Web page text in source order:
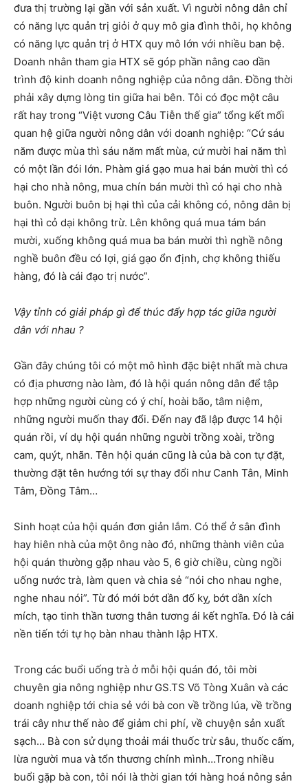
đưa thị trường lại gần với sản xuất. Vì người nông dân chỉ
có năng lực quản trị giỏi ở quy mô gia đình thôi, họ không
có năng lực quản trị ở HTX quy mô lớn với nhiều ban bệ.
Doanh nhân tham gia HTX sẽ góp phần nâng cao dần
trình độ kinh doanh nông nghiệp của nông dân. Đồng thời
phải xây dựng lòng tin giữa hai bên. Tôi có đọc một câu
rất hay trong “Việt vương Câu Tiễn thế gia” tổng kết mối
quan hệ giữa người nông dân với doanh nghiệp: “Cứ sáu
năm được mùa thì sáu năm mất mùa, cứ mười hai năm thì
có một lần đói lớn. Phàm giá gạo mua hai bán mười thì có
hại cho nhà nông, mua chín bán mười thì có hại cho nhà
buôn. Người buôn bị hại thì của cải không có, nông dân bị
hại thì cỏ dại không trừ. Lên không quá mua tám bán
mười, xuống không quá mua ba bán mười thì nghề nông
nghề buôn đều có lợi, giá gạo ổn định, chợ không thiếu
hàng, đó là cái đạo trị nước”.
Vậy tỉnh có giải pháp gì để thúc đẩy hợp tác giữa người
dân với nhau ?
Gần đây chúng tôi có một mô hình đặc biệt nhất mà chưa
có địa phương nào làm, đó là hội quán nông dân để tập
hợp những người cùng có ý chí, hoài bão, tâm niệm,
những người muốn thay đổi. Đến nay đã lập được 14 hội
quán rồi, ví dụ hội quán những người trồng xoài, trồng
cam, quýt, nhãn. Tên hội quán cũng là của bà con tự đặt,
thường đặt tên hướng tới sự thay đổi như Canh Tân, Minh
Tâm, Đồng Tâm…
Sinh hoạt của hội quán đơn giản lắm. Có thể ở sân đình
hay hiên nhà của một ông nào đó, những thành viên của
hội quán thường gặp nhau vào 5, 6 giờ chiều, cùng ngồi
uống nước trà, làm quen và chia sẻ “nói cho nhau nghe,
nghe nhau nói”. Từ đó mới bớt dần đố kỵ, bớt dần xích
mích, tạo tinh thần tương thân tương ái kết nghĩa. Đó là cái
nền tiến tới tự họ bàn nhau thành lập HTX.
Trong các buổi uống trà ở mỗi hội quán đó, tôi mời
chuyên gia nông nghiệp như GS.TS Võ Tòng Xuân và các
doanh nghiệp tới chia sẻ với bà con về trồng lúa, về trồng
trái cây như thế nào để giảm chi phí, về chuyện sản xuất
sạch… Bà con sử dụng thoải mái thuốc trừ sâu, thuốc cấm,
lừa người mua và tổn thương chính mình…Trong nhiều
buổi gặp bà con, tôi nói là thời gian tới hàng hoá nông sản